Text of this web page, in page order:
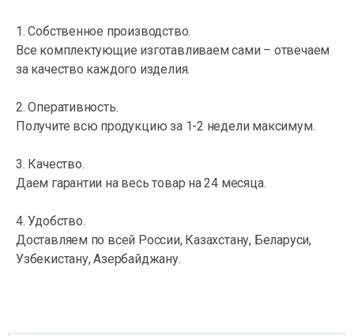
1. Собственное производство.
Все комплектующие изготавливаем сами – отвечаем
за качество каждого изделия.
2. Оперативность.
Получите всю продукцию за 1-2 недели максимум.
3. Качество.
Даем гарантии на весь товар на 24 месяца.
4. Удобство.
Доставляем по всей России, Казахстану, Беларуси,
Узбекистану, Азербайджану.